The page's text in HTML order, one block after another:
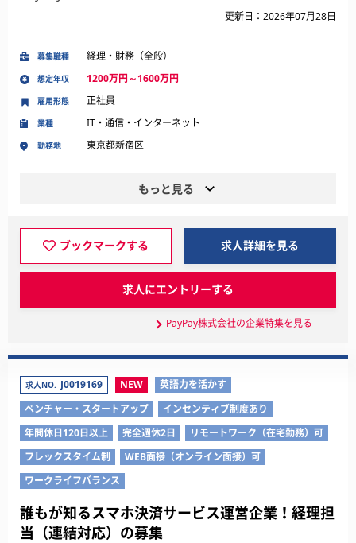
更新日：2026年07月28日
募集職種 経理・財務（全般）
想定年収 1200万円～1600万円
業種 IT・通信・インターネット
勤務地 東京都新宿区
雇用形態 正社員
もっと見る
ブックマークする 求人詳細を見る
求人にエントリーする
PayPay株式会社の企業特集を見る
求人NO. J0019169 NEW
英語力を活かす
ベンチャー・スタートアップ
インセンティブ制度あり
年間休日120日以上
完全週休2日
リモートワーク（在宅勤務）可
フレックスタイム制
WEB面接（オンライン面接）可
ワークライフバランス
誰もが知るスマホ決済サービス運営企業！経理担
当（連結対応）の募集